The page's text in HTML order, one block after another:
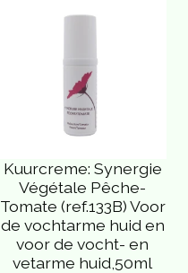
Kuurcreme: Synergie
Végétale Pêche-
Tomate (ref.133B) Voor
de vochtarme huid en
voor de vocht- en
vetarme huid,50ml